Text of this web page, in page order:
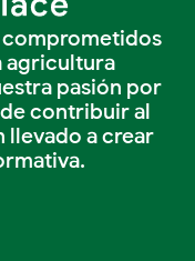
comprometidos
agricultura
pasión por
contribuir al
llevado a crear